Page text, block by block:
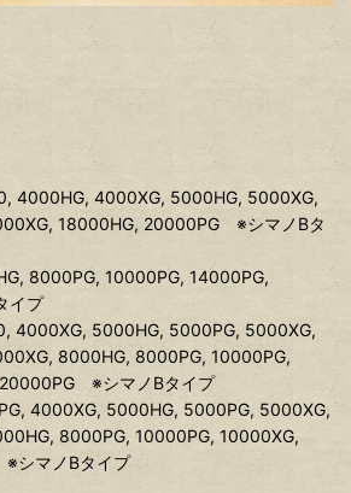
4000HG, 4000XG, 5000HG, 5000XG,
18000HG, 20000PG ※シマノBタ
8000PG, 10000PG, 14000PG,
イプ
4000XG, 5000HG, 5000PG, 5000XG,
8000HG, 8000PG, 10000PG,
※シマノBタイプ
4000XG, 5000HG, 5000PG, 5000XG,
8000PG, 10000PG, 10000XG,
シマノBタイプ